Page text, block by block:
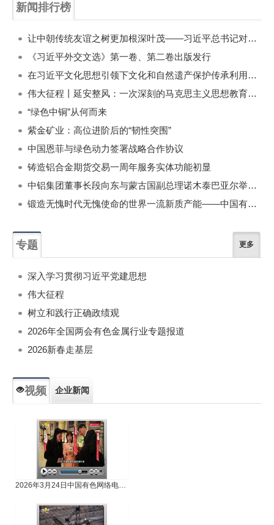
新闻排行榜
让中朝传统友谊之树更加根深叶茂——习近平总书记对朝鲜进行国事访问纪实
《习近平外交文选》第一卷、第二卷出版发行
在习近平文化思想引领下文化和自然遗产保护传承利用工作开创新局面
伟大征程丨延安整风：一次深刻的马克思主义思想教育运动
“绿色中铜”从何而来
紫金矿业：高位进阶后的“韧性突围”
中国恩菲与绿色动力签署战略合作协议
铸造铝合金期货交易一周年服务实体功能初显
中铝集团董事长段向东与蒙古国副总理诺木泰巴亚尔举行会谈
锻造无愧时代无愧使命的世界一流新质产能——中国有色金属工业的战略应对与破局之道（二）
专题 更多
深入学习贯彻习近平党建思想
伟大征程
树立和践行正确政绩观
2026年全国两会有色金属行业专题报道
2026新春走基层
视频 企业新闻
2026年3月24日中国有色网络电视新闻